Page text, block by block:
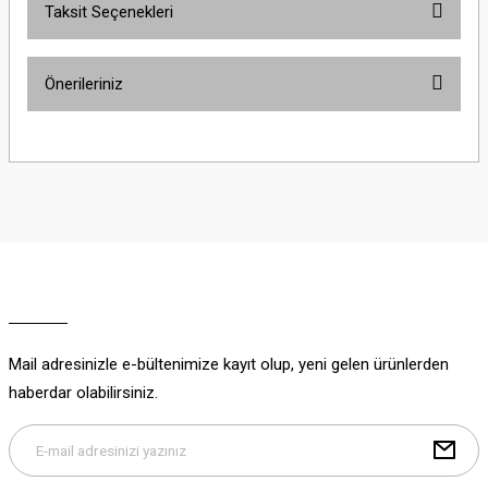
Taksit Seçenekleri
Önerileriniz
Bu ürüne benzer farklı alternatifler olmalı.
Mail adresinizle e-bültenimize kayıt olup, yeni gelen ürünlerden
haberdar olabilirsiniz.